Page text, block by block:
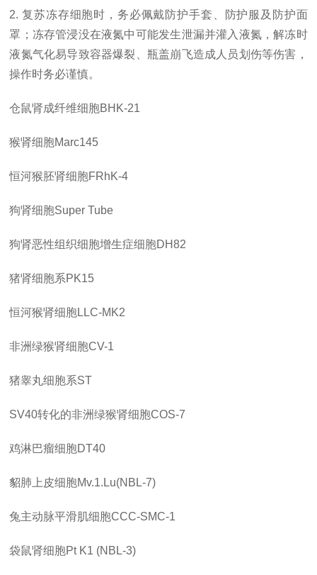
2. 复苏冻存细胞时，务必佩戴防护手套、防护服及防护面
罩；冻存管浸没在液氮中可能发生泄漏并灌入液氮，解冻时
液氮气化易导致容器爆裂、瓶盖崩飞造成人员划伤等伤害，
操作时务必谨慎。
仓鼠肾成纤维细胞BHK-21
猴肾细胞Marc145
恒河猴胚肾细胞FRhK-4
狗肾细胞Super Tube
狗肾恶性组织细胞增生症细胞DH82
猪肾细胞系PK15
恒河猴肾细胞LLC-MK2
非洲绿猴肾细胞CV-1
猪睾丸细胞系ST
SV40转化的非洲绿猴肾细胞COS-7
鸡淋巴瘤细胞DT40
貂肺上皮细胞Mv.1.Lu(NBL-7)
兔主动脉平滑肌细胞CCC-SMC-1
袋鼠肾细胞Pt K1 (NBL-3)